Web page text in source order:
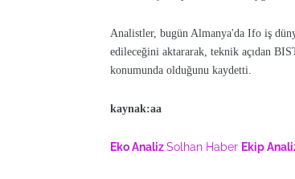
Analistler, bugün Almanya'da Ifo iş
edileceğini aktararak, teknik açıdan
konumunda olduğunu kaydetti.
kaynak:aa
Eko AnalizSolhan Haber Ekip